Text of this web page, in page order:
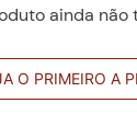
ainda não
O PRIMEIRO A